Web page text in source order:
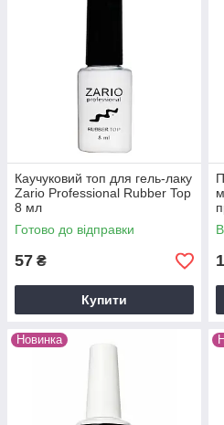
Каучуковий топ для гель-лаку
Zario Professional Rubber Top
8 мл
Готово до відправки
57 ₴
Купити
Новинка